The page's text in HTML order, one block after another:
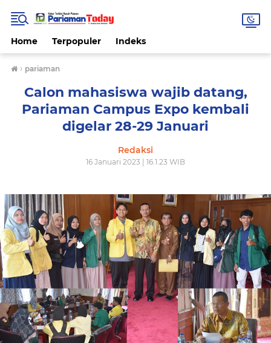
Home Terpopuler Indeks
› pariaman
Calon mahasiswa wajib datang,
Pariaman Campus Expo kembali
digelar 28-29 Januari
Redaksi
16 Januari 2023 | 16.1.23 WIB